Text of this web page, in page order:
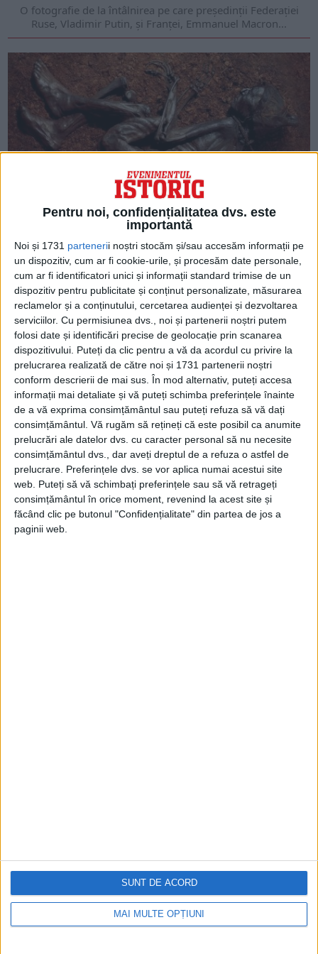
Pentru noi, confidențialitatea dvs. este
importantă
Noi și 1731 partenerii noștri stocăm și/sau accesăm informații pe
un dispozitiv, cum ar fi cookie-urile, și procesăm date personale,
cum ar fi identificatori unici și informații standard trimise de un
dispozitiv pentru publicitate și conținut personalizate, măsurarea
reclamelor și a conținutului, cercetarea audienței și dezvoltarea
serviciilor. Cu permisiunea dvs., noi și partenerii noștri putem
folosi date și identificări precise de geolocație prin scanarea
dispozitivului. Puteți da clic pentru a vă da acordul cu privire la
prelucrarea realizată de către noi și 1731 partenerii noștri
conform descrierii de mai sus. În mod alternativ, puteți accesa
informații mai detaliate și vă puteți schimba preferințele înainte
de a vă exprima consimțământul sau puteți refuza să vă dați
consimțământul. Vă rugăm să rețineți că este posibil ca anumite
prelucrări ale datelor dvs. cu caracter personal să nu necesite
consimțământul dvs., dar aveți dreptul de a refuza o astfel de
prelucrare. Preferințele dvs. se vor aplica numai acestui site
web. Puteți să vă schimbați preferințele sau să vă retrageți
consimțământul în orice moment, revenind la acest site și
făcând clic pe butonul "Confidențialitate" din partea de jos a
paginii web.
MAI MULTE OPȚIUNI
SUNT DE ACORD
O fotografie de la întâlnirea pe care președinții Federației
Ruse, Vladimir Putin, și Franței, Emmanuel Macron...
Ce a mâncat Omul din Tollund înainte de a fi sacrificat
Înainte de a fi spânzurat, Omul din Tollund a mâncat terci și
pește.
ARTICOLE ONLINE
Masa de șah a lui Ceaușescu este de vânzare
Nicolae Ceaușescu era un pasionat al jocului de șah,
practicând sportul minții cu miniștri și tovarăși...
Cea mai mare revistă de istorie din Europa!.